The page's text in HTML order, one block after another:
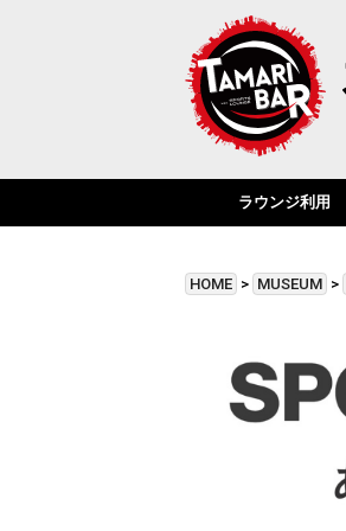
ラウンジ利用
HOME > MUSEUM >